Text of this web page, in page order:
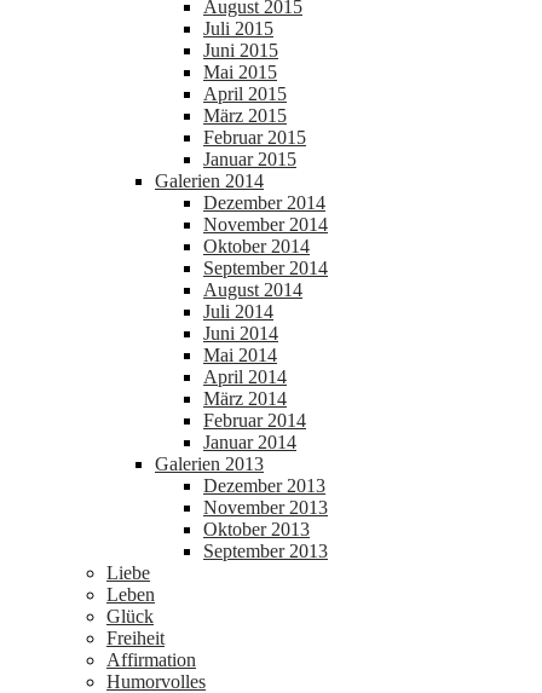
August 2015
Juli 2015
Juni 2015
Mai 2015
April 2015
März 2015
Februar 2015
Januar 2015
Galerien 2014
Dezember 2014
November 2014
Oktober 2014
September 2014
August 2014
Juli 2014
Juni 2014
Mai 2014
April 2014
März 2014
Februar 2014
Januar 2014
Galerien 2013
Dezember 2013
November 2013
Oktober 2013
September 2013
Liebe
Leben
Glück
Freiheit
Affirmation
Humorvolles